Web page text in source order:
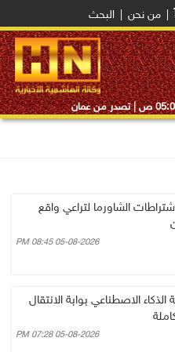
من نحن البحث
ص | تصدر من عمان
الشاورما لتراعي واقع
05-08-2026 08:45 PM
الاصطناعي بوابة الانتقال
05-08-2026 07:28 PM